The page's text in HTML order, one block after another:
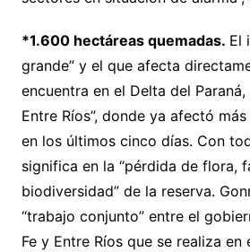
*1.600 hectáreas quemadas. El
grande” y el que afecta
encuentra en el Delta del
Entre Ríos”, donde ya afectó
en los últimos cinco días. Con
significa en la “pérdida de flora,
biodiversidad” de la reserva.
“trabajo conjunto” entre el
Fe y Entre Ríos que se realiza en